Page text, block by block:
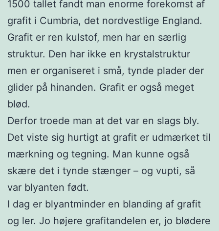
1500 tallet fandt man enorme forekomst af
grafit i Cumbria, det nordvestlige England.
Grafit er ren kulstof, men har en særlig
struktur. Den har ikke en krystalstruktur
men er organiseret i små, tynde plader der
glider på hinanden. Grafit er også meget
blød.
Derfor troede man at det var en slags bly.
Det viste sig hurtigt at grafit er udmærket til
mærkning og tegning. Man kunne også
skære det i tynde stænger – og vupti, så
var blyanten født.
I dag er blyantminder en blanding af grafit
og ler. Jo højere grafitandelen er, jo blødere